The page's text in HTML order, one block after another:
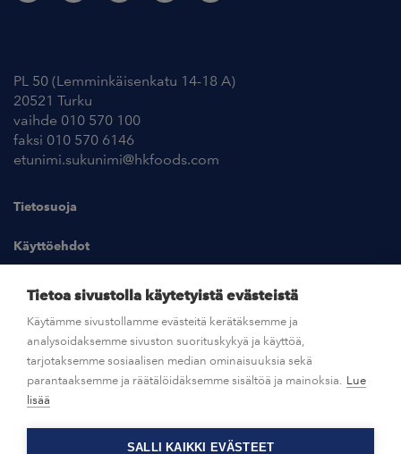
PL 50 (Lemminkäisenkatu 14-18 A)
20521 Turku
vaihde 010 570 100
faksi 010 570 6146
etunimi.sukunimi@hkfoods.com
Tietosuoja
Käyttöehdot
Kuvapankki
UUTISHUONE
OTA YHTEYTTÄ
Tietoa sivustolla käytetyistä evästeistä
Käytämme sivustollamme evästeitä kerätäksemme ja
analysoidaksemme sivuston suorituskykyä ja käyttöä,
tarjotaksemme sosiaalisen median ominaisuuksia sekä
parantaaksemme ja räätälöidäksemme sisältöä ja mainoksia. Lue
lisää
SALLI KAIKKI EVÄSTEET